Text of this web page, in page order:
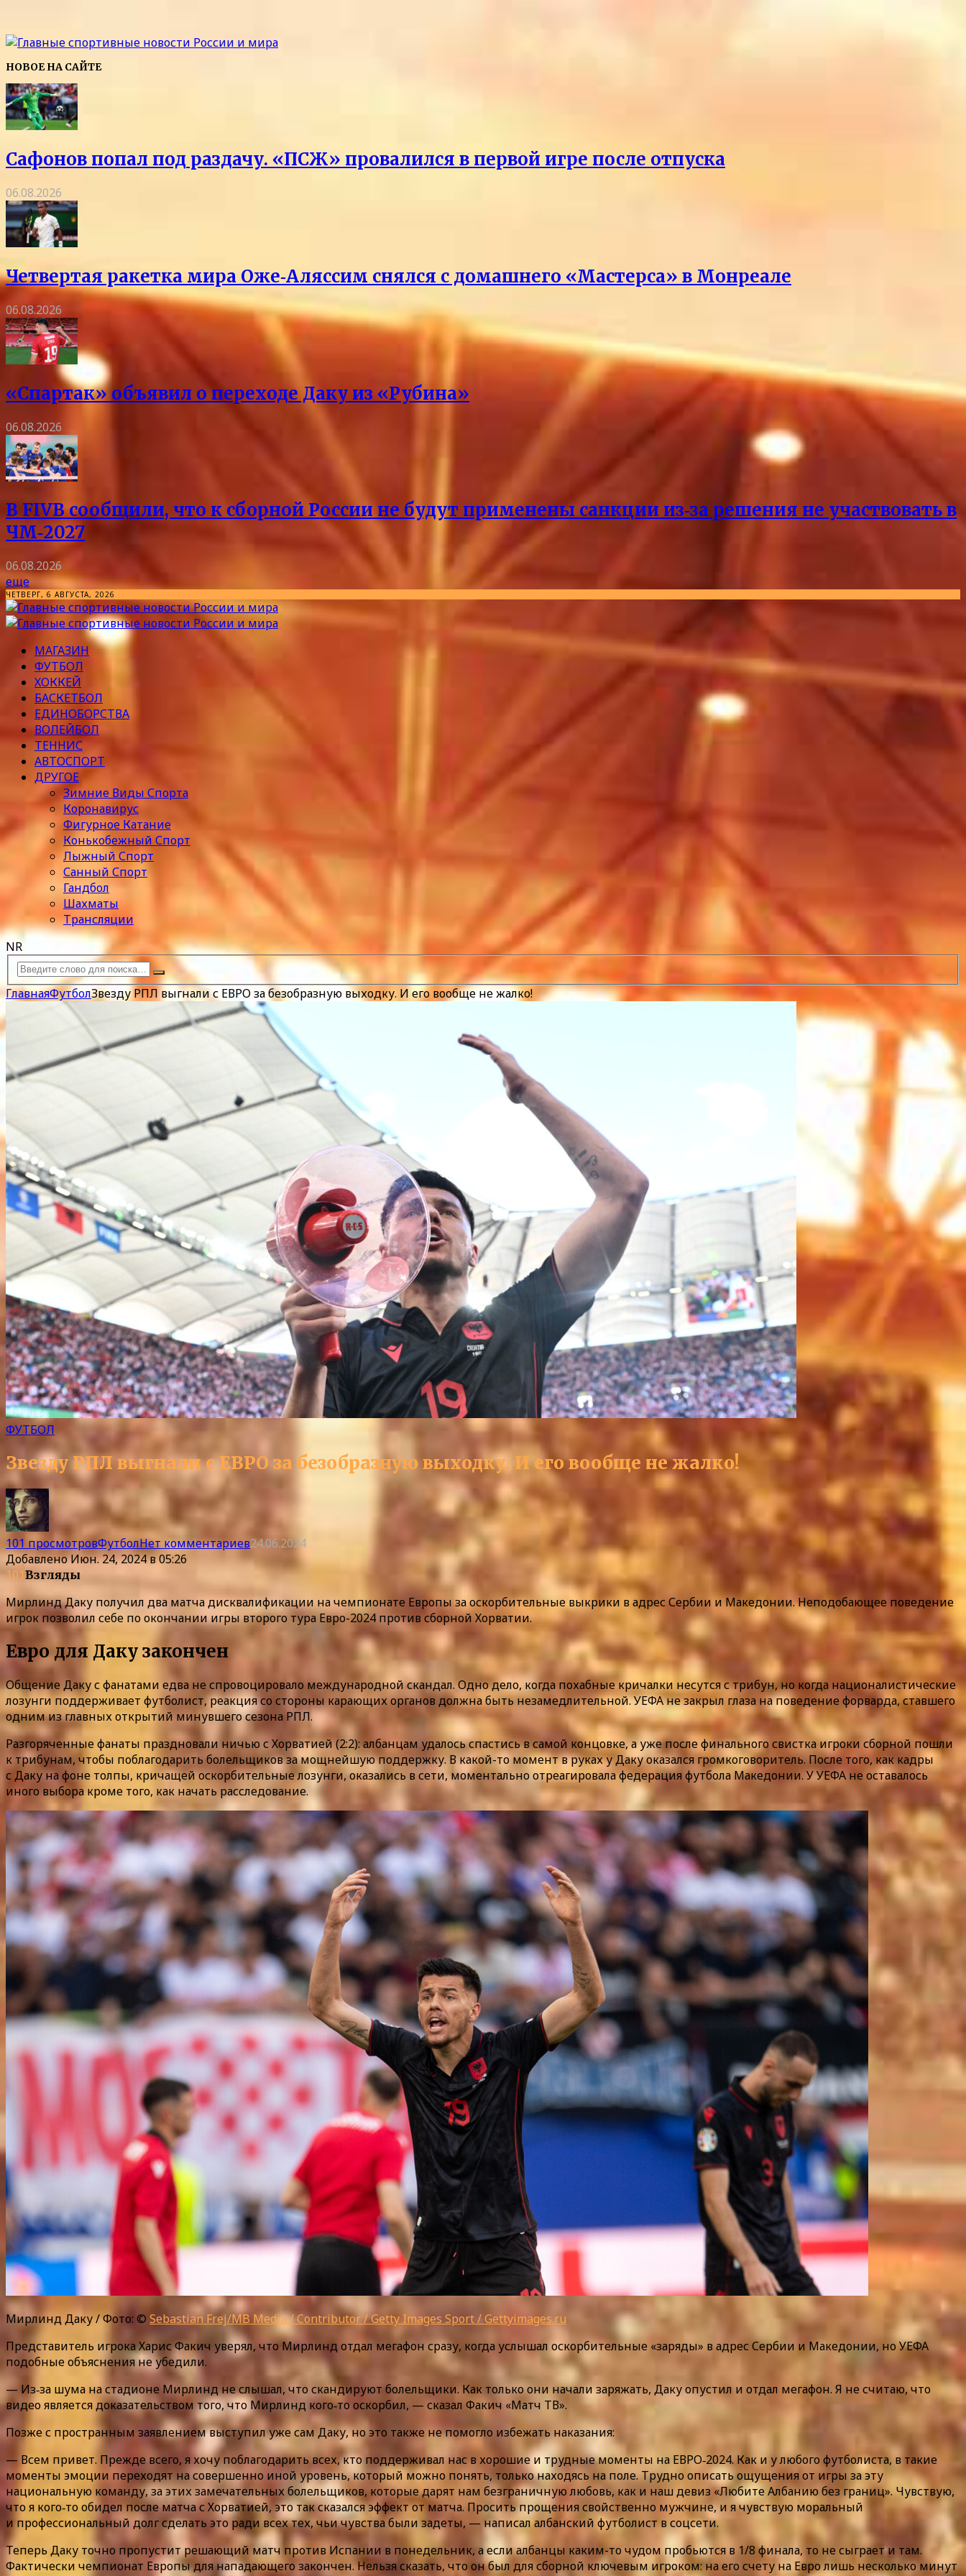
НОВОЕ НА САЙТЕ
Сафонов попал под раздачу. «ПСЖ» провалился в первой игре после отпуска
06.08.2026
Четвертая ракетка мира Оже‑Аляссим снялся с домашнего «Мастерса» в Монреале
06.08.2026
«Спартак» объявил о переходе Даку из «Рубина»
06.08.2026
В FIVB сообщили, что к сборной России не будут применены санкции из‑за решения не участвовать в
ЧМ‑2027
06.08.2026
еще
ЧЕТВЕРГ, 6 АВГУСТА, 2026
МАГАЗИН
ФУТБОЛ
ХОККЕЙ
БАСКЕТБОЛ
ЕДИНОБОРСТВА
ВОЛЕЙБОЛ
ТЕННИС
АВТОСПОРТ
ДРУГОЕ
Зимние Виды Спорта
Коронавирус
Фигурное Катание
Конькобежный Спорт
Лыжный Спорт
Санный Спорт
Гандбол
Шахматы
Трансляции
NR
ГлавнаяФутболЗвезду РПЛ выгнали с ЕВРО за безобразную выходку. И его вообще не жалко!
ФУТБОЛ
Звезду РПЛ выгнали с ЕВРО за безобразную выходку. И его вообще не жалко!
101 просмотровФутболНет комментариев24.06.2024
ДобавленоИюн. 24, 2024 в 05:26
101Взгляды
Мирлинд Даку получил два матча дисквалификации на чемпионате Европы за оскорбительные выкрики в адрес Сербии и Македонии. Неподобающее поведение
игрок позволил себе по окончании игры второго тура Евро-2024 против сборной Хорватии.
Евро для Даку закончен
Общение Даку с фанатами едва не спровоцировало международной скандал. Одно дело, когда похабные кричалки несутся с трибун, но когда националистические
лозунги поддерживает футболист, реакция со стороны карающих органов должна быть незамедлительной. УЕФА не закрыл глаза на поведение форварда, ставшего
одним из главных открытий минувшего сезона РПЛ.
Разгоряченные фанаты праздновали ничью с Хорватией (2:2): албанцам удалось спастись в самой концовке, а уже после финального свистка игроки сборной пошли
к трибунам, чтобы поблагодарить болельщиков за мощнейшую поддержку. В какой-то момент в руках у Даку оказался громкоговоритель. После того, как кадры
с Даку на фоне толпы, кричащей оскорбительные лозунги, оказались в сети, моментально отреагировала федерация футбола Македонии. У УЕФА не оставалось
иного выбора кроме того, как начать расследование.
Мирлинд Даку / Фото: © Sebastian Frej/MB Media / Contributor / Getty Images Sport / Gettyimages.ru
Представитель игрока Харис Факич уверял, что Мирлинд отдал мегафон сразу, когда услышал оскорбительные «заряды» в адрес Сербии и Македонии, но УЕФА
подобные объяснения не убедили.
— Из‑за шума на стадионе Мирлинд не слышал, что скандируют болельщики. Как только они начали заряжать, Даку опустил и отдал мегафон. Я не считаю, что
видео является доказательством того, что Мирлинд кого‑то оскорбил, — сказал Факич «Матч ТВ».
Позже с пространным заявлением выступил уже сам Даку, но это также не помогло избежать наказания:
— Всем привет. Прежде всего, я хочу поблагодарить всех, кто поддерживал нас в хорошие и трудные моменты на ЕВРО‑2024. Как и у любого футболиста, в такие
моменты эмоции переходят на совершенно иной уровень, который можно понять, только находясь на поле. Трудно описать ощущения от игры за эту
национальную команду, за этих замечательных болельщиков, которые дарят нам безграничную любовь, как и наш девиз «Любите Албанию без границ». Чувствую,
что я кого‑то обидел после матча с Хорватией, это так сказался эффект от матча. Просить прощения свойственно мужчине, и я чувствую моральный
и профессиональный долг сделать это ради всех тех, чьи чувства были задеты, — написал албанский футболист в соцсети.
Теперь Даку точно пропустит решающий матч против Испании в понедельник, а если албанцы каким-то чудом пробьются в 1/8 финала, то не сыграет и там.
Фактически чемпионат Европы для нападающего закончен. Нельзя сказать, что он был для сборной ключевым игроком: на его счету на Евро лишь несколько минут